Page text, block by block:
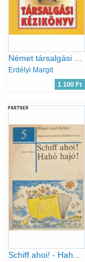
Erdélyi Margit
1 100 Ft
PARTNER